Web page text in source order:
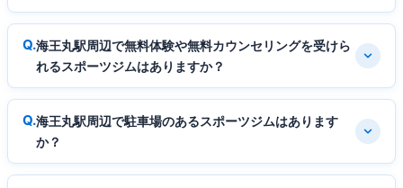
海王丸駅周辺で無料体験や無料カウンセリングを受けら
れるスポーツジムはありますか？
海王丸駅周辺で駐車場のあるスポーツジムはあります
か？